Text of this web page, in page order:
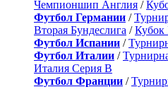
Чемпионшип Англия /
Футбол Германии /
Вторая Бундеслига /Кубок
Футбол Испании /
Футбол Италии /
Италия Серия B
Футбол Франции /